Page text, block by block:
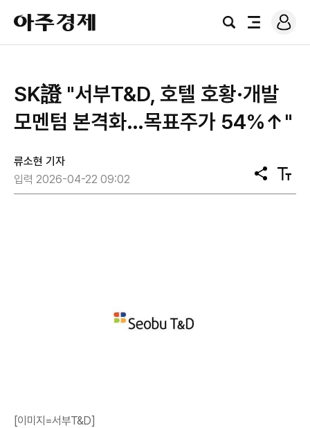
아
주
경
검
전
로
그
SK證 "서부T&D, 호텔 호황·개발
모멘텀 본격화…목표주가 54%↑"
류소현 기자
입력 2026-04-22 09:02
공
유
텍
스
[이미지=서부T&D]